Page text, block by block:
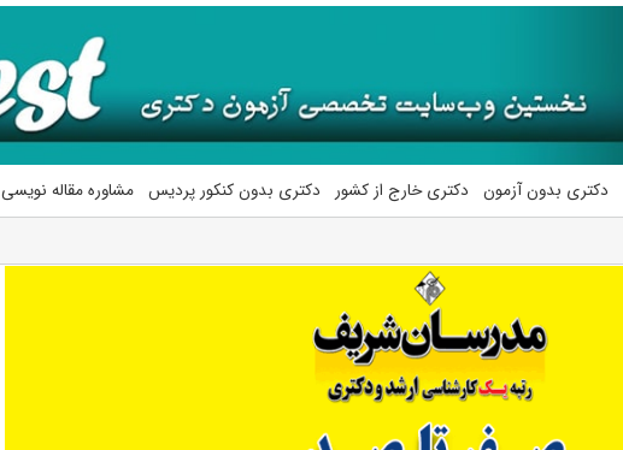
دکتری بدون آزمون دکتری خارج از کشور دکتری بدون کنکور پردیس مشاوره مقاله نویسی